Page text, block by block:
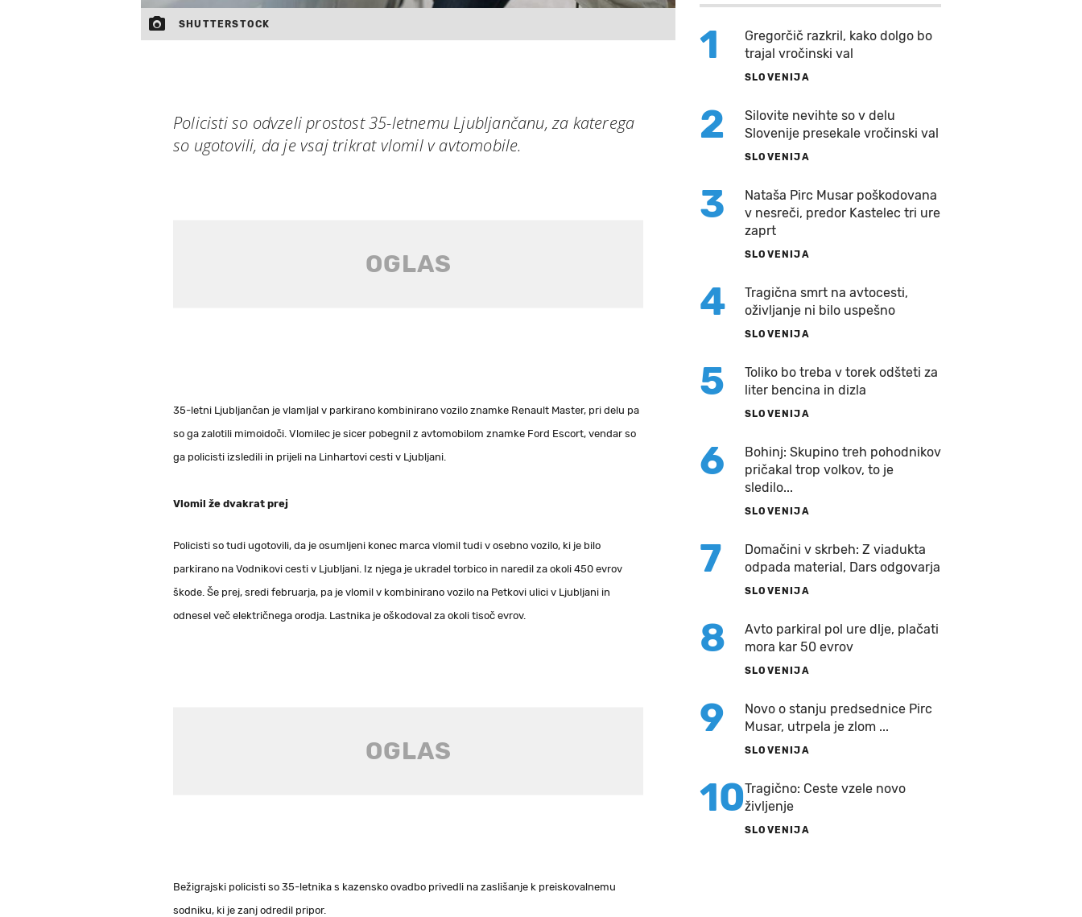
SHUTTERSTOCK
Policisti so odvzeli prostost 35-letnemu Ljubljančanu, za katerega
so ugotovili, da je vsaj trikrat vlomil v avtomobile.
35-letni Ljubljančan je vlamljal v parkirano kombinirano vozilo znamke Renault Master, pri delu pa
so ga zalotili mimoidoči. Vlomilec je sicer pobegnil z avtomobilom znamke Ford Escort, vendar so
ga policisti izsledili in prijeli na Linhartovi cesti v Ljubljani.
Vlomil že dvakrat prej
Policisti so tudi ugotovili, da je osumljeni konec marca vlomil tudi v osebno vozilo, ki je bilo
parkirano na Vodnikovi cesti v Ljubljani. Iz njega je ukradel torbico in naredil za okoli 450 evrov
škode. Še prej, sredi februarja, pa je vlomil v kombinirano vozilo na Petkovi ulici v Ljubljani in
odnesel več električnega orodja. Lastnika je oškodoval za okoli tisoč evrov.
Bežigrajski policisti so 35-letnika s kazensko ovadbo privedli na zaslišanje k preiskovalnemu
sodniku, ki je zanj odredil pripor.
1
Gregorčič razkril, kako dolgo bo
trajal vročinski val
SLOVENIJA
2
Silovite nevihte so v delu
Slovenije presekale vročinski val
SLOVENIJA
3
Nataša Pirc Musar poškodovana
v nesreči, predor Kastelec tri ure
zaprt
SLOVENIJA
4
Tragična smrt na avtocesti,
oživljanje ni bilo uspešno
SLOVENIJA
5
Toliko bo treba v torek odšteti za
liter bencina in dizla
SLOVENIJA
6
Bohinj: Skupino treh pohodnikov
pričakal trop volkov, to je
sledilo...
SLOVENIJA
7
Domačini v skrbeh: Z viadukta
odpada material, Dars odgovarja
SLOVENIJA
8
Avto parkiral pol ure dlje, plačati
mora kar 50 evrov
SLOVENIJA
9
Novo o stanju predsednice Pirc
Musar, utrpela je zlom ...
SLOVENIJA
10Tragično: Ceste vzele novo
življenje
SLOVENIJA